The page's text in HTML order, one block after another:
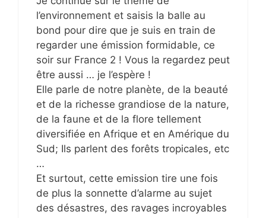
l’environnement et saisis la balle au
bond pour dire que je suis en train de
regarder une émission formidable, ce
soir sur France 2 ! Vous la regardez peut
être aussi … je l’espère !
Elle parle de notre planète, de la beauté
et de la richesse grandiose de la nature,
de la faune et de la flore tellement
diversifiée en Afrique et en Amérique du
Sud; Ils parlent des forêts tropicales, etc
…
Et surtout, cette emission tire une fois
de plus la sonnette d’alarme au sujet
des désastres, des ravages incroyables